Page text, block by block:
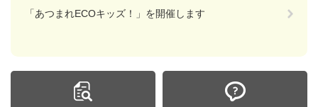
「あつまれECOキッズ！」を開催します